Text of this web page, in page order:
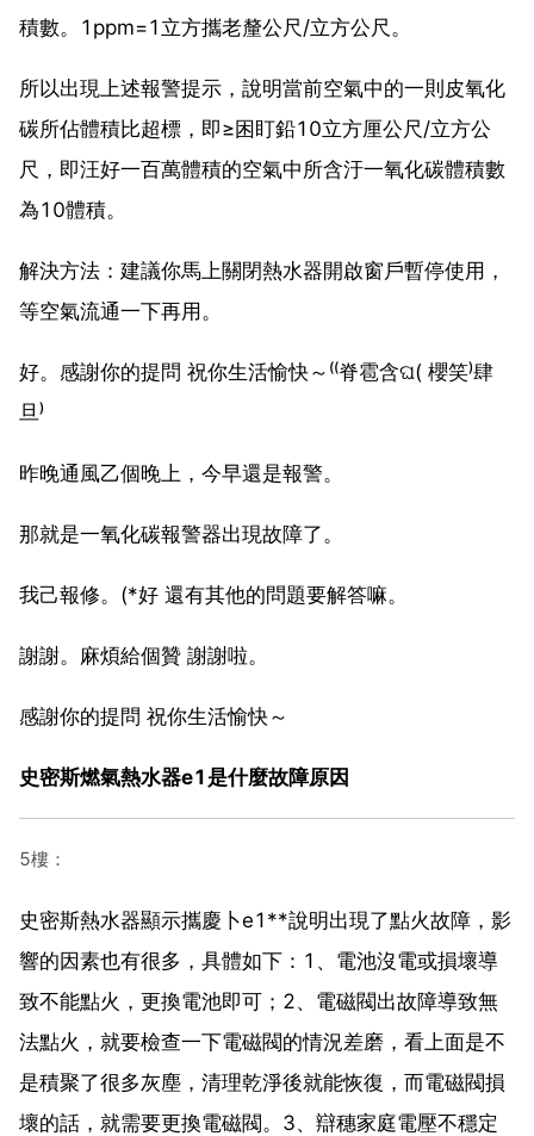
積數。1ppm=1立方攜老釐公尺/立方公尺。
所以出現上述報警提示，說明當前空氣中的一則皮氧化
碳所佔體積比超標，即≥困盯鉛10立方厘公尺/立方公
尺，即汪好一百萬體積的空氣中所含汙一氧化碳體積數
為10體積。
解決方法：建議你馬上關閉熱水器開啟窗戶暫停使用，
等空氣流通一下再用。
好。感謝你的提問 祝你生活愉快～⁽⁽脊雹含ଘ( 櫻笑⁾肆
旦⁾
昨晚通風乙個晚上，今早還是報警。
那就是一氧化碳報警器出現故障了。
我己報修。(*好 還有其他的問題要解答嘛。
謝謝。麻煩給個贊 謝謝啦。
感謝你的提問 祝你生活愉快～
史密斯燃氣熱水器e1是什麼故障原因
5樓：
史密斯熱水器顯示攜慶卜e1**說明出現了點火故障，影
響的因素也有很多，具體如下：1、電池沒電或損壞導
致不能點火，更換電池即可；2、電磁閥出故障導致無
法點火，就要檢查一下電磁閥的情況差磨，看上面是不
是積聚了很多灰塵，清理乾淨後就能恢復，而電磁閥損
壞的話，就需要更換電磁閥。3、辯穗家庭電壓不穩定